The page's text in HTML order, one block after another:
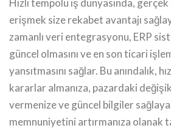
Hızlı tempolu iş dünyasında,
erişmek size rekabet avantajı
zamanlı veri entegrasyonu, ERP
güncel olmasını ve en son ticari
yansıtmasını sağlar. Bu anındalık,
kararlar almanıza, pazardaki
vermenize ve güncel bilgiler
memnuniyetini artırmanıza olanak